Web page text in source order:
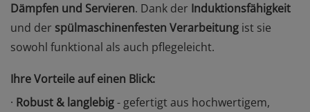
Dämpfen und Servieren. Dank der Induktionsfähigkeit
und der spülmaschinenfesten Verarbeitung ist sie
sowohl funktional als auch pflegeleicht.
Ihre Vorteile auf einen Blick:
· Robust & langlebig- gefertigt aus hochwertigem,